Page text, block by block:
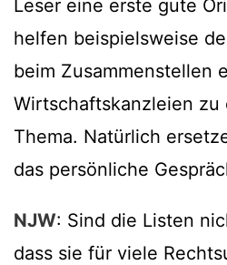
Leser eine erste gute
helfen beispielsweise
beim Zusammenstellen
Wirtschaftskanzleien zu
Thema. Natürlich
das persönliche
NJW: Sind die Listen
dass sie für viele